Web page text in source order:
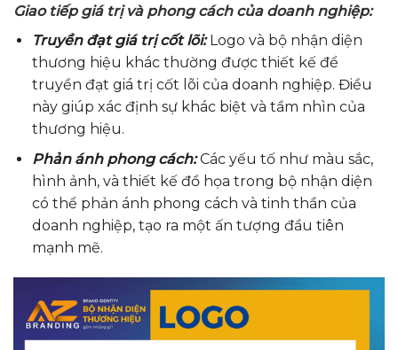
Giao tiếp giá trị và phong cách của doanh nghiệp:
Truyền đạt giá trị cốt lõi:Logo và bộ nhận diện
thương hiệu khác thường được thiết kế để
truyền đạt giá trị cốt lõi của doanh nghiệp. Điều
này giúp xác định sự khác biệt và tầm nhìn của
thương hiệu.
Phản ánh phong cách:Các yếu tố như màu sắc,
hình ảnh, và thiết kế đồ họa trong bộ nhận diện
có thể phản ánh phong cách và tinh thần của
doanh nghiệp, tạo ra một ấn tượng đầu tiên
mạnh mẽ.